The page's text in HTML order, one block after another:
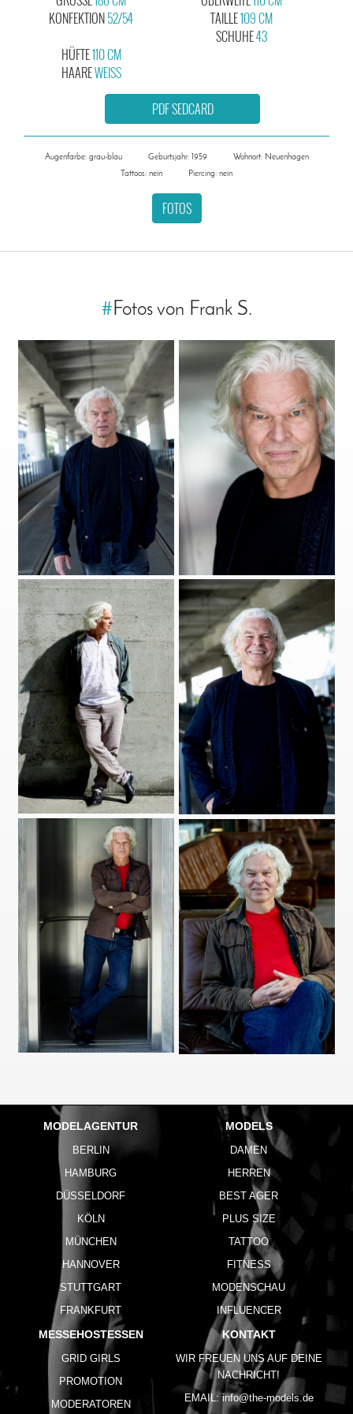
KONFEKTION52/54
TAILLE109 CM
SCHUHE43
HÜFTE110 CM
HAAREWEISS
PDF SEDCARD
Augenfarbe: grau-blau Geburtsjahr: 1959
Wohnort: Neuenhagen
Tattoos: nein
Piercing: nein
FOTOS
#Fotos von Frank S.
MODELAGENTUR
BERLIN
HAMBURG
DÜSSELDORF
KÖLN
MÜNCHEN
HANNOVER
STUTTGART
FRANKFURT
MODELS
DAMEN
HERREN
BEST AGER
PLUS SIZE
TATTOO
FITNESS
MODENSCHAU
INFLUENCER
MESSEHOSTESSEN
GRID GIRLS
PROMOTION
MODERATOREN
KONTAKT
WIR FREUEN UNS AUF DEINE
NACHRICHT!
EMAIL: info@the-models.de